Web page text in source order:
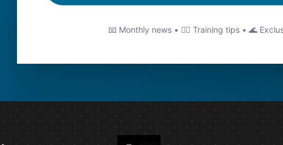
📧 Monthly news • 🏊‍♂️ Training tips • 🌊